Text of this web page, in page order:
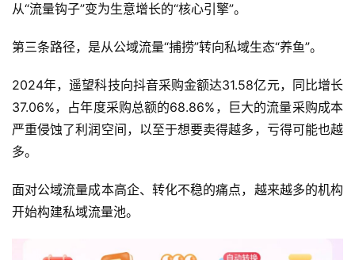
从“流量钩子”变为生意增长的“核心引擎”。
第三条路径，是从公域流量“捕捞”转向私域生态“养鱼”。
2024年，遥望科技向抖音采购金额达31.58亿元，同比增长
37.06%，占年度采购总额的68.86%，巨大的流量采购成本
严重侵蚀了利润空间，以至于想要卖得越多，亏得可能也越
多。
面对公域流量成本高企、转化不稳的痛点，越来越多的机构
开始构建私域流量池。